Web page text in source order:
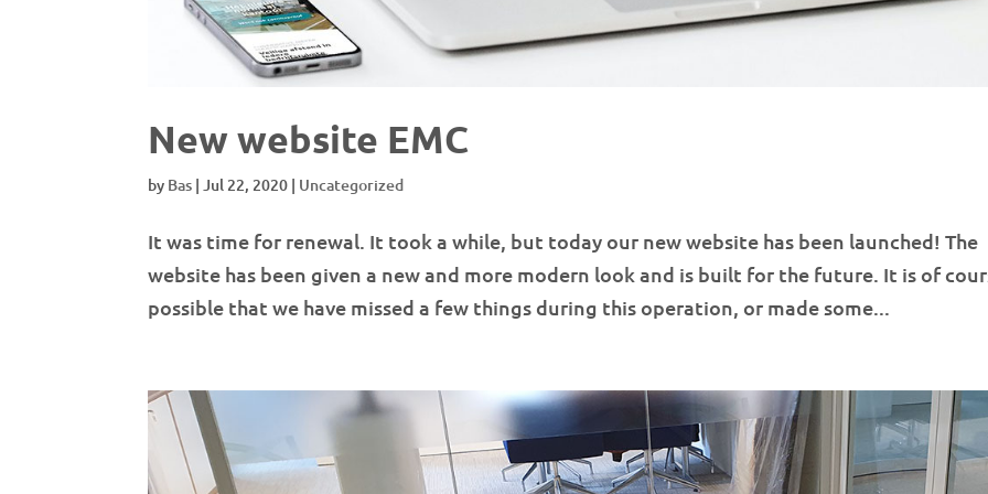
New website EMC
by Bas | Jul 22, 2020 | Uncategorized
It was time for renewal. It took a while, but today our new website has been launched! The
website has been given a new and more modern look and is built for the future. It is of
possible that we have missed a few things during this operation, or made some...